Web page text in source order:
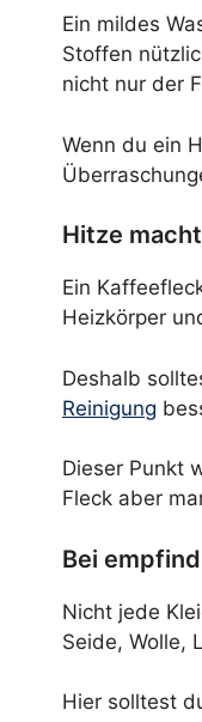
Ein mildes
Stoffen
nicht nur der
Wenn du ein
Hitze
Ein
Heizkörper
Deshalb
Reinigung
Dieser Punkt
Fleck aber
Bei
Nicht jede
Seide, Wolle,
Hier solltest